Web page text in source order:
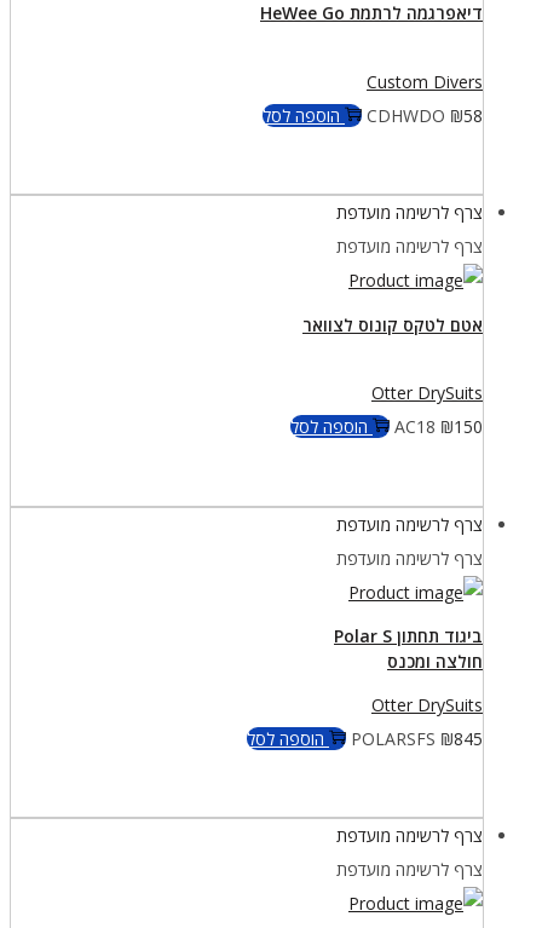
דיאפרגמה לרתמת HeWee Go
Custom Divers
CDHWDO ₪58 הוספה לסל
צרף לרשימה מועדפת
צרף לרשימה מועדפת
אטם לטקס קונוס לצוואר
Otter DrySuits
AC18 ₪150 הוספה לסל
צרף לרשימה מועדפת
צרף לרשימה מועדפת
ביגוד תחתון Polar S
חולצה ומכנס
Otter DrySuits
POLARSFS ₪845 הוספה לסל
צרף לרשימה מועדפת
צרף לרשימה מועדפת